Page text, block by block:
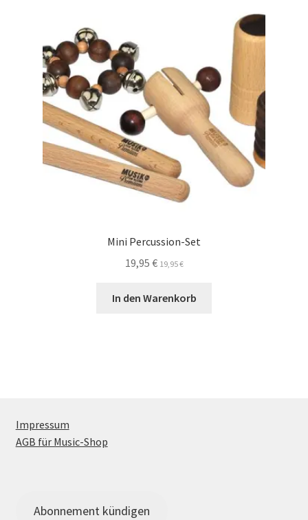
Optionen
können
auf
der
Produktseite
gewählt
werden
Mini Percussion-Set
19,95 € 19,95€
In den Warenkorb
Impressum
AGB für Music-Shop
Abonnement kündigen